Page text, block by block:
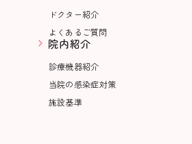
ドクター紹介
よくあるご質問
院内紹介
診療機器紹介
当院の感染症対策
施設基準